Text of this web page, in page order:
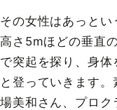
その女性はあっとい
高さ5mほどの垂直
で突起を探り、身
と登っていきます
場美和さん、プロク